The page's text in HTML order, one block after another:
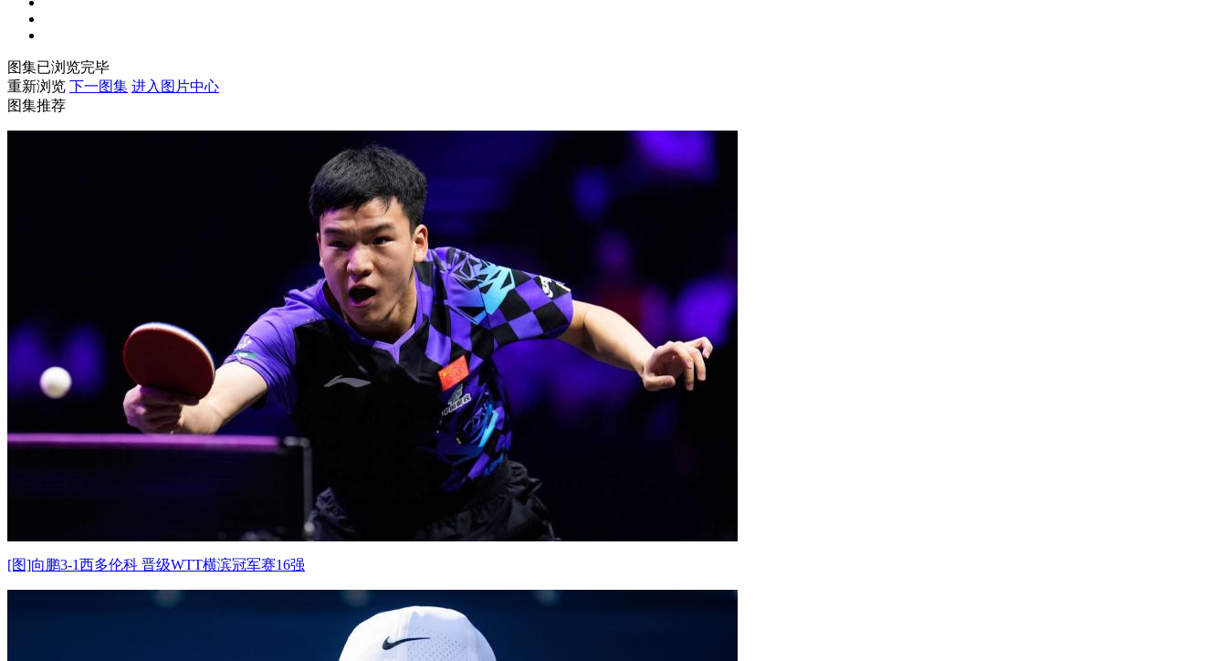
图集已浏览完毕
重新浏览 下一图集 进入图片中心
图集推荐
[图]向鹏3-1西多伦科 晋级WTT横滨冠军赛16强